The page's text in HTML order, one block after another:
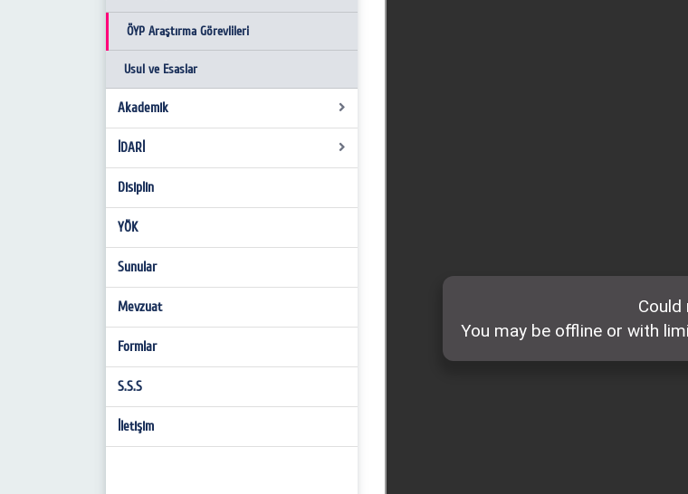
İş Akışı Süreçleri
Hassas Görevler
Hizmet Envanteri Standartları
ÖYP Araştırma Görevlileri
Usul ve Esaslar
Akademik
Atama Kriterleri
Akademik Teşvik
Yabancı Uyruklu
İDARİ
Miadlı Evrak
Disiplin
YÖK
Sunular
Mevzuat
Formlar
S.S.S
İletişim